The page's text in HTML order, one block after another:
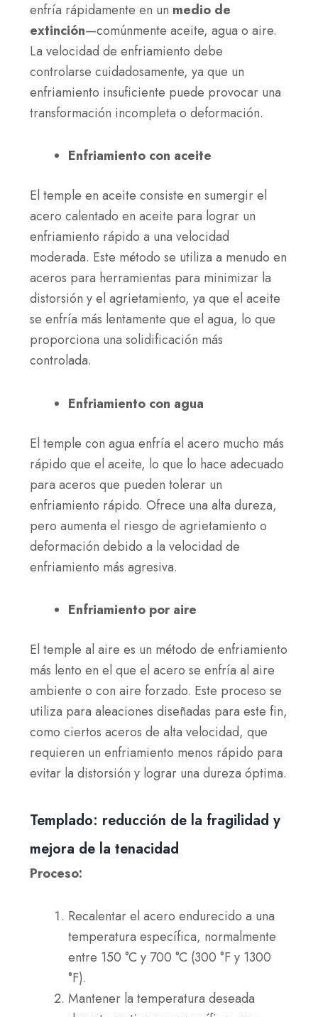
enfría rápidamente en un medio de
extinción—comúnmente aceite, agua o aire.
La velocidad de enfriamiento debe
controlarse cuidadosamente, ya que un
enfriamiento insuficiente puede provocar una
transformación incompleta o deformación.
Enfriamiento con aceite
El temple en aceite consiste en sumergir el
acero calentado en aceite para lograr un
enfriamiento rápido a una velocidad
moderada. Este método se utiliza a menudo en
aceros para herramientas para minimizar la
distorsión y el agrietamiento, ya que el aceite
se enfría más lentamente que el agua, lo que
proporciona una solidificación más
controlada.
Enfriamiento con agua
El temple con agua enfría el acero mucho más
rápido que el aceite, lo que lo hace adecuado
para aceros que pueden tolerar un
enfriamiento rápido. Ofrece una alta dureza,
pero aumenta el riesgo de agrietamiento o
deformación debido a la velocidad de
enfriamiento más agresiva.
Enfriamiento por aire
El temple al aire es un método de enfriamiento
más lento en el que el acero se enfría al aire
ambiente o con aire forzado. Este proceso se
utiliza para aleaciones diseñadas para este fin,
como ciertos aceros de alta velocidad, que
requieren un enfriamiento menos rápido para
evitar la distorsión y lograr una dureza óptima.
Templado: reducción de la fragilidad y
mejora de la tenacidad
Proceso:
Recalentar el acero endurecido a una
temperatura específica, normalmente
entre 150 °C y 700 °C (300 °F y 1300
°F).
Mantener la temperatura deseada